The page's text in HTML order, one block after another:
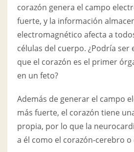
corazón genera el campo
fuerte, y la información
electromagnético afecta a
células del cuerpo. ¿Podría ser
que el corazón es el primer
en un feto?
Además de generar el campo
más fuerte, el corazón tiene
propia, por lo que la
a él como el corazón-cerebro